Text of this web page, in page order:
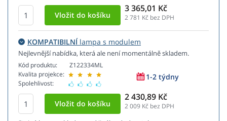
3 365,01 Kč
2 781 Kč bez DPH
KOMPATIBILNÍlampa s modulem
Nejlevnější nabídka, která ale není momentálně skladem.
Kód produktu:
Kvalita projekce:
Spolehlivost:
Z122334ML
1-2 týdny
2 430,89 Kč
2 009 Kč bez DPH